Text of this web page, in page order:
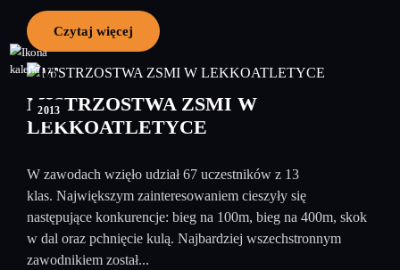
Czytaj więcej
05
2013
MISTRZOSTWA ZSMI W
LEKKOATLETYCE
W zawodach wzięło udział 67 uczestników z 13
klas. Największym zainteresowaniem cieszyły się
następujące konkurencje: bieg na 100m, bieg na 400m, skok
w dal oraz pchnięcie kulą. Najbardziej wszechstronnym
zawodnikiem został...